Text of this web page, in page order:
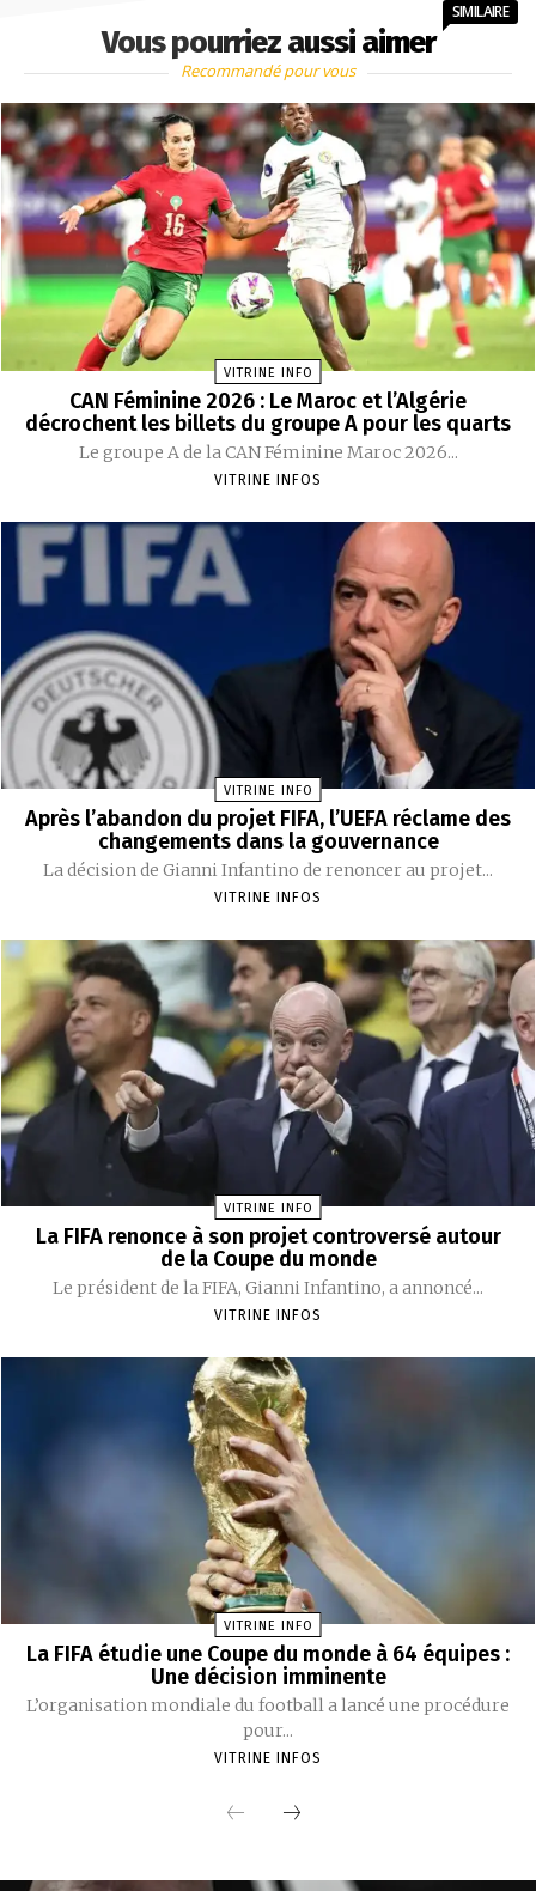
Vous pourriez aussi aimer
SIMILAIRE
Recommandé pour vous
VITRINE INFO
CAN Féminine 2026 : Le Maroc et l’Algérie
décrochent les billets du groupe A pour les quarts
Le groupe A de la CAN Féminine Maroc 2026...
VITRINE INFOS
VITRINE INFO
Après l’abandon du projet FIFA, l’UEFA réclame des
changements dans la gouvernance
La décision de Gianni Infantino de renoncer au projet...
VITRINE INFOS
VITRINE INFO
La FIFA renonce à son projet controversé autour
de la Coupe du monde
Le président de la FIFA, Gianni Infantino, a annoncé...
VITRINE INFOS
VITRINE INFO
La FIFA étudie une Coupe du monde à 64 équipes :
Une décision imminente
L’organisation mondiale du football a lancé une procédure
pour...
VITRINE INFOS